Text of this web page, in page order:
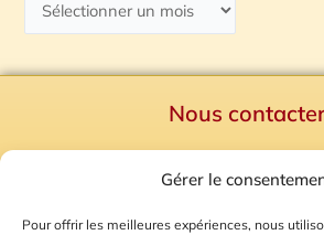
Gérer le
Pour offrir les meilleures expériences, nous
Nous
Mentions Légales